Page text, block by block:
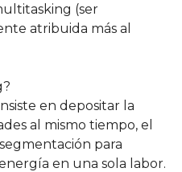
(ser
atribuida más al
en depositar la
al mismo tiempo, el
para
en una sola labor.